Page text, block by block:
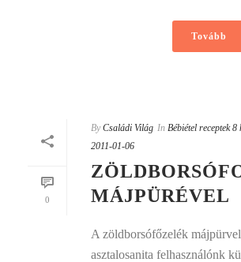
Tovább
0
By Családi Világ In Bébiétel receptek
2011-01-06
MÁJPÜRÉVEL
A zöldborsófőzelék
asztalosanita felhasználónk